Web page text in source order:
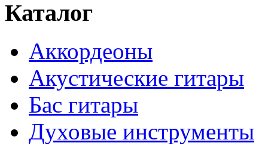
Каталог
Аккордеоны
Акустические гитары
Бас гитары
Духовые инструменты